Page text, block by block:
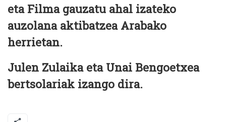
eta Filma gauzatu ahal izateko
auzolana aktibatzea Arabako
herrietan.
Julen Zulaika eta Unai Bengoetxea
bertsolariak izango dira.